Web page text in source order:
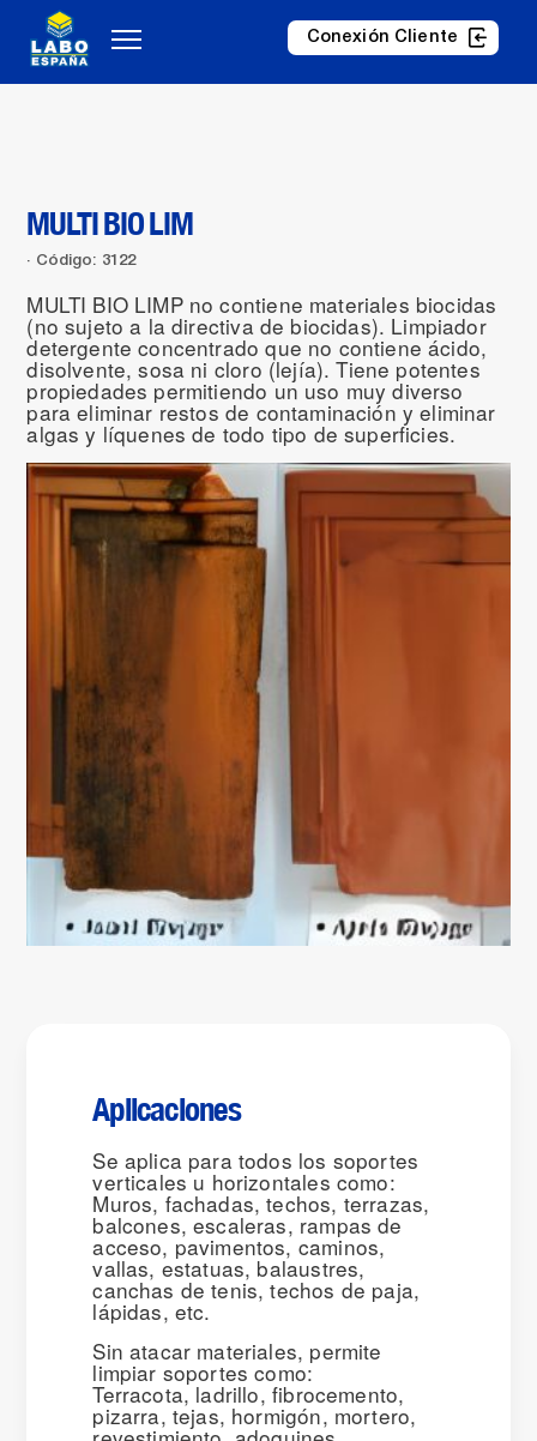
Conexión Cliente
MULTI BIO LIM
Código: 3122
MULTI BIO LIMP no contiene materiales biocidas
(no sujeto a la directiva de biocidas). Limpiador
detergente concentrado que no contiene ácido,
disolvente, sosa ni cloro (lejía). Tiene potentes
propiedades permitiendo un uso muy diverso
para eliminar restos de contaminación y eliminar
algas y líquenes de todo tipo de superficies.
Aplicaciones
Se aplica para todos los soportes
verticales u horizontales como:
Muros, fachadas, techos, terrazas,
balcones, escaleras, rampas de
acceso, pavimentos, caminos,
vallas, estatuas, balaustres,
canchas de tenis, techos de paja,
lápidas, etc.
Sin atacar materiales, permite
limpiar soportes como:
Terracota, ladrillo, fibrocemento,
pizarra, tejas, hormigón, mortero,